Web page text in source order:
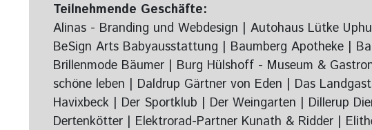
Teilnehmende Geschäfte:
Alinas - Branding und Webdesign | Autohaus Lütke
BeSign Arts Babyausstattung | Baumberg Apotheke |
Brillenmode Bäumer | Burg Hülshoff - Museum &
schöne leben | Daldrup Gärtner von Eden | Das
Havixbeck | Der Sportklub | Der Weingarten | Dillerup
Dertenkötter | Elektrorad-Partner Kunath & Ridder |